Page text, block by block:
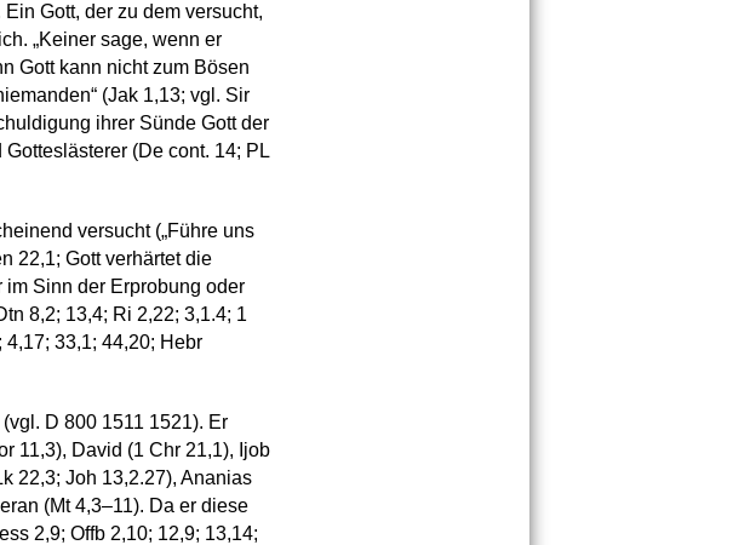
Gott, der zu dem versucht,
„Keiner sage, wenn er
Gott kann nicht zum Bösen
(Jak 1,13; vgl. Sir
ihrer Sünde Gott der
(De cont. 14; PL
versucht („Führe uns
22,1; Gott verhärtet die
im Sinn der Erprobung oder
8,2; 13,4; Ri 2,22; 3,1.4; 1
4,17; 33,1; 44,20; Hebr
D 800 1511 1521). Er
11,3), David (1 Chr 21,1), Ijob
22,3; Joh 13,2.27), Ananias
(Mt 4,3–11). Da er diese
2,9; Offb 2,10; 12,9; 13,14;